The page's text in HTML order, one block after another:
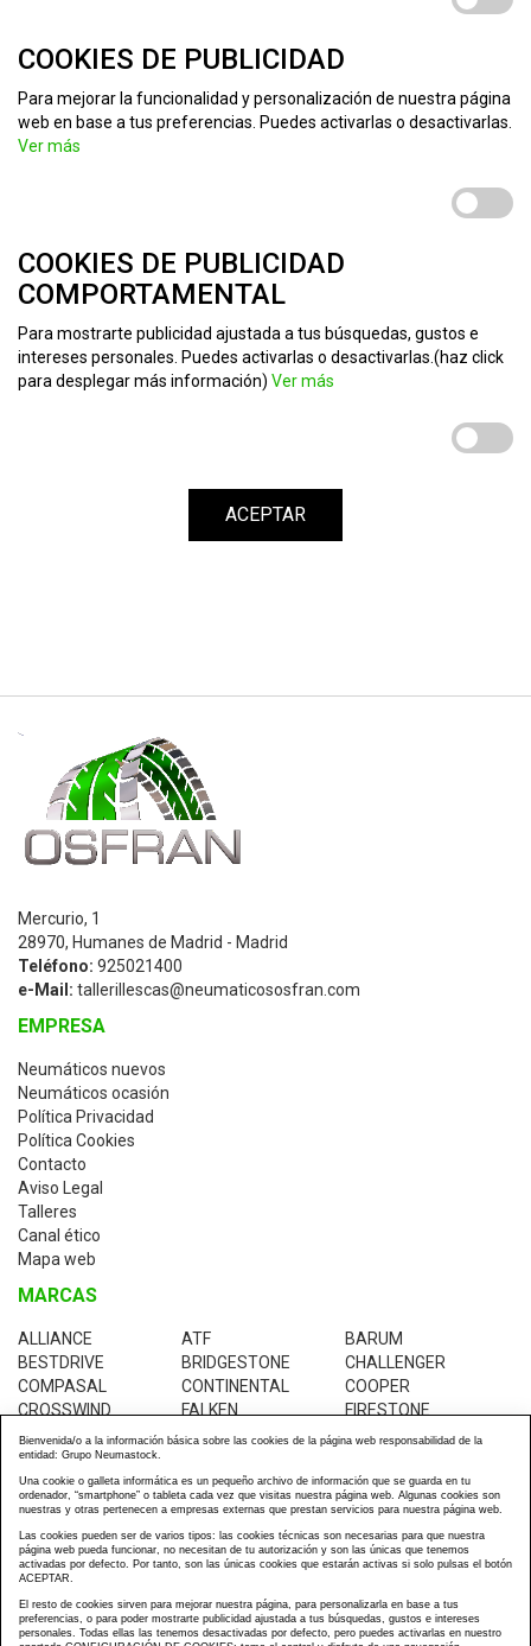
COOKIES DE PUBLICIDAD
Para mejorar la funcionalidad y personalización de nuestra página
web en base a tus preferencias. Puedes activarlas o desactivarlas.
Ver más
COOKIES DE PUBLICIDAD
COMPORTAMENTAL
Para mostrarte publicidad ajustada a tus búsquedas, gustos e
intereses personales. Puedes activarlas o desactivarlas.(haz click
para desplegar más información) Ver más
ACEPTAR
Mercurio, 1
28970, Humanes de Madrid - Madrid
Teléfono: 925021400
e-Mail: tallerillescas@neumaticososfran.com
EMPRESA
Neumáticos nuevos
Neumáticos ocasión
Política Privacidad
Política Cookies
Contacto
Aviso Legal
Talleres
Canal ético
Mapa web
MARCAS
ALLIANCE ATF
BARUM
BESTDRIVE
BRIDGESTONE
CHALLENGER
COMPASAL
CONTINENTAL
COOPER
CROSSWIND
FALKEN
FIRESTONE
GALAXY
GOLDEN-CROWN
GOODRIDE
GOODYEAR
JK-TYRES
KABAT
KENDA
KUMHO
MABOR
MICHELIN
PIRELLI
RESTOCK
ROADTRACK
TRANSMATE
TVS-EUROGRIP
UNIROYAL
WESTLAKE
Bienvenida/o a la información básica sobre las cookies de la página web responsabilidad de la
entidad: Grupo Neumastock.
Una cookie o galleta informática es un pequeño archivo de información que se guarda en tu
ordenador, “smartphone” o tableta cada vez que visitas nuestra página web. Algunas cookies son
nuestras y otras pertenecen a empresas externas que prestan servicios para nuestra página web.
Las cookies pueden ser de varios tipos: las cookies técnicas son necesarias para que nuestra
página web pueda funcionar, no necesitan de tu autorización y son las únicas que tenemos
activadas por defecto. Por tanto, son las únicas cookies que estarán activas si solo pulsas el botón
ACEPTAR.
El resto de cookies sirven para mejorar nuestra página, para personalizarla en base a tus
preferencias, o para poder mostrarte publicidad ajustada a tus búsquedas, gustos e intereses
personales. Todas ellas las tenemos desactivadas por defecto, pero puedes activarlas en nuestro